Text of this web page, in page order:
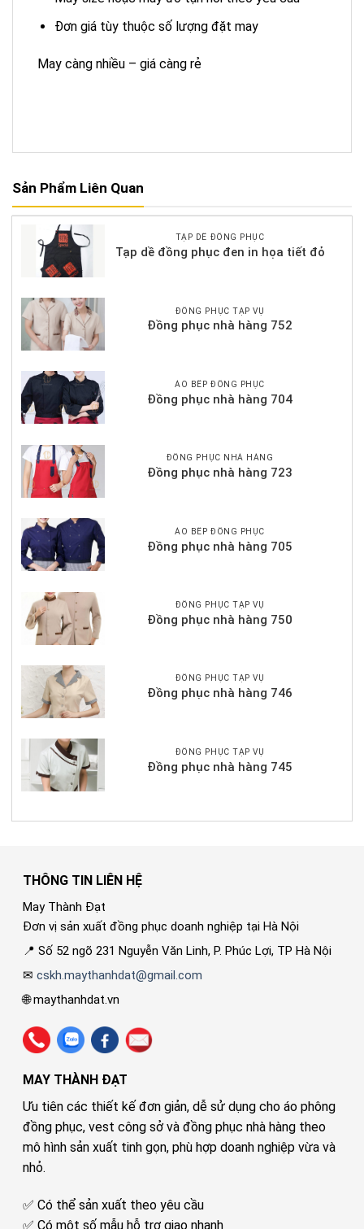
Đơn giá tùy thuộc số lượng đặt may
May càng nhiều – giá càng rẻ
Sản Phẩm Liên Quan
TẠP DỀ ĐỒNG PHỤC
Tạp dề đồng phục đen in họa tiết đỏ
ĐỒNG PHỤC TẠP VỤ
Đồng phục nhà hàng 752
ÁO BẾP ĐỒNG PHỤC
Đồng phục nhà hàng 704
ĐỒNG PHỤC NHÀ HÀNG
Đồng phục nhà hàng 723
ÁO BẾP ĐỒNG PHỤC
Đồng phục nhà hàng 705
ĐỒNG PHỤC TẠP VỤ
Đồng phục nhà hàng 750
ĐỒNG PHỤC TẠP VỤ
Đồng phục nhà hàng 746
ĐỒNG PHỤC TẠP VỤ
Đồng phục nhà hàng 745
THÔNG TIN LIÊN HỆ
May Thành Đạt
Đơn vị sản xuất đồng phục doanh nghiệp tại Hà Nội
📍 Số 52 ngõ 231 Nguyễn Văn Linh, P. Phúc Lợi, TP Hà Nội
✉cskh.maythanhdat@gmail.com
🌐 maythanhdat.vn
MAY THÀNH ĐẠT
Ưu tiên các thiết kế đơn giản, dễ sử dụng cho áo phông
đồng phục, vest công sở và đồng phục nhà hàng theo
mô hình sản xuất tinh gọn, phù hợp doanh nghiệp vừa và
nhỏ.
✅ Có thể sản xuất theo yêu cầu
✅ Có một số mẫu hỗ trợ giao nhanh